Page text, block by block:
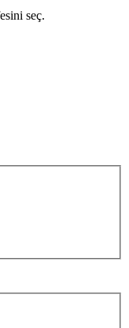
seç.